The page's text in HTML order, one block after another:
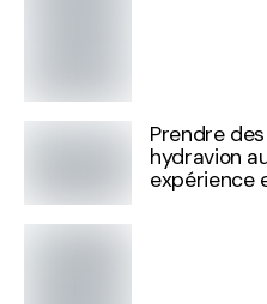
Prendre
hydravion
expérience